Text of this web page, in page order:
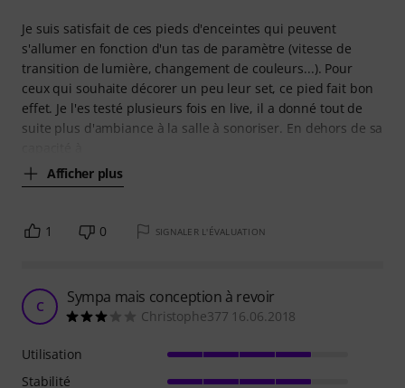
Je suis satisfait de ces pieds d'enceintes qui peuvent
s'allumer en fonction d'un tas de paramètre (vitesse de
transition de lumière, changement de couleurs...). Pour
ceux qui souhaite décorer un peu leur set, ce pied fait bon
effet. Je l'es testé plusieurs fois en live, il a donné tout de
suite plus d'ambiance à la salle à sonoriser. En dehors de sa
Afficher plus
1 0 SIGNALER L'ÉVALUATION
C Sympa mais conception à revoir
Christophe377 16.06.2018
Utilisation
Stabilité